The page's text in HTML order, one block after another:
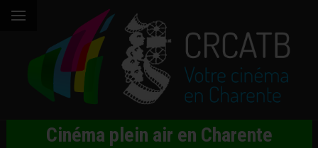
Cinéma plein air en Charente